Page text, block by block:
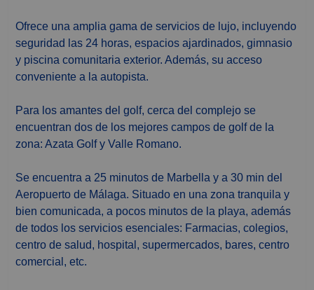
Ofrece una amplia gama de servicios de lujo, incluyendo
seguridad las 24 horas, espacios ajardinados, gimnasio
y piscina comunitaria exterior. Además, su acceso
conveniente a la autopista.
Para los amantes del golf, cerca del complejo se
encuentran dos de los mejores campos de golf de la
zona: Azata Golf y Valle Romano.
Se encuentra a 25 minutos de Marbella y a 30 min del
Aeropuerto de Málaga. Situado en una zona tranquila y
bien comunicada, a pocos minutos de la playa, además
de todos los servicios esenciales: Farmacias, colegios,
centro de salud, hospital, supermercados, bares, centro
comercial, etc.